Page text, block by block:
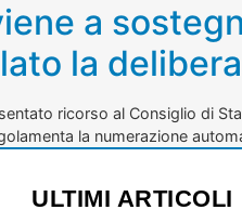
a
la
ricorso al Consiglio di
la numerazione
ULTIMI ARTICOLI